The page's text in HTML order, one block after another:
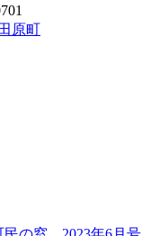
原町